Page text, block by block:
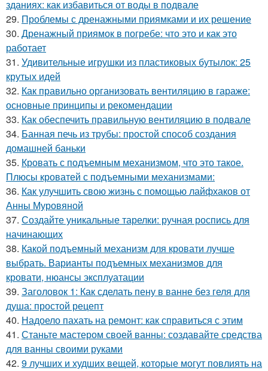
зданиях: как избавиться от воды в подвале
29. Проблемы с дренажными приямками и их решение
30. Дренажный приямок в погребе: что это и как это
работает
31. Удивительные игрушки из пластиковых бутылок: 25
крутых идей
32. Как правильно организовать вентиляцию в гараже:
основные принципы и рекомендации
33. Как обеспечить правильную вентиляцию в подвале
34. Банная печь из трубы: простой способ создания
домашней баньки
35. Кровать с подъемным механизмом, что это такое.
Плюсы кроватей с подъемными механизмами:
36. Как улучшить свою жизнь с помощью лайфхаков от
Анны Муровяной
37. Создайте уникальные тарелки: ручная роспись для
начинающих
38. Какой подъемный механизм для кровати лучше
выбрать. Варианты подъемных механизмов для
кровати, нюансы эксплуатации
39. Заголовок 1: Как сделать пену в ванне без геля для
душа: простой рецепт
40. Надоело пахать на ремонт: как справиться с этим
41. Станьте мастером своей ванны: создавайте средства
для ванны своими руками
42. 9 лучших и худших вещей, которые могут повлиять на